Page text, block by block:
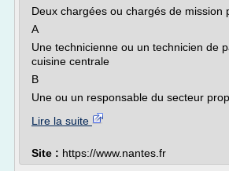
Deux chargées ou chargés de mission
A
Une technicienne ou un technicien de
cuisine centrale
B
Une ou un responsable du secteur
Lire la suite
Site : https://www.nantes.fr